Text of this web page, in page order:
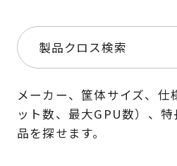
製品クロス検索
メーカー、筐体サイズ、仕
ット数、最大GPU数）、
品を探せます。